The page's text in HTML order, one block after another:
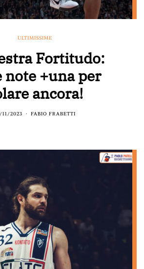
ULTIMISSIME
Fortitudo:
note +una per
ancora!
11/2023 FABIO FRABETTI